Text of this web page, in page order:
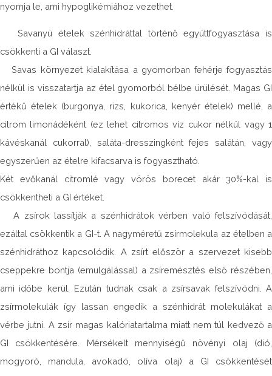
nyomja le, ami hypoglikémiához vezethet.
Savanyú ételek szénhidráttal történő együttfogyasztása is
csökkenti a GI választ.
Savas környezet kialakítása a gyomorban fehérje fogyasztás
nélkül is visszatartja az étel gyomorból bélbe ürülését. Magas GI
értékű ételek (burgonya, rizs, kukorica, kenyér ételek) mellé, a
citrom limonádéként (ez lehet citromos víz cukor nélkül vagy 1
kávéskanál cukorral), saláta-dresszingként fejes salátán, vagy
egyszerűen az ételre kifacsarva is fogyasztható.
Két evőkanál citromlé vagy vörös borecet akár 30%-kal is
csökkentheti a GI értéket.
A zsírok lassítják a szénhidrátok vérben való felszívódását,
ezáltal csökkentik a GI-t. A nagyméretű zsírmolekula az ételben a
szénhidráthoz kapcsolódik. A zsírt először a szervezet kisebb
cseppekre bontja (emulgálással) a zsíremésztés első részében,
ami időbe kerül. Ezután tudnak csak a zsírsavak felszívódni. A
zsírmolekulák így lassan engedik a szénhidrát molekulákat a
vérbe jutni. A zsír magas kalóriatartalma miatt nem túl kedvező a
GI csökkentésére. Mérsékelt mennyiségű növényi olaj (dió,
mogyoró, mandula, avokadó, olíva olaj) a GI csökkentését